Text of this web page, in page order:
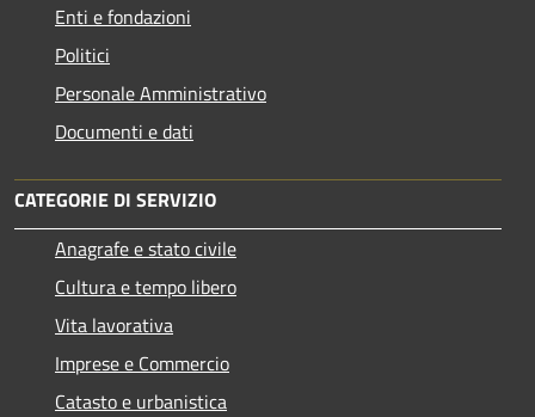
Enti e fondazioni
Politici
Personale Amministrativo
Documenti e dati
CATEGORIE DI SERVIZIO
Anagrafe e stato civile
Cultura e tempo libero
Vita lavorativa
Imprese e Commercio
Catasto e urbanistica